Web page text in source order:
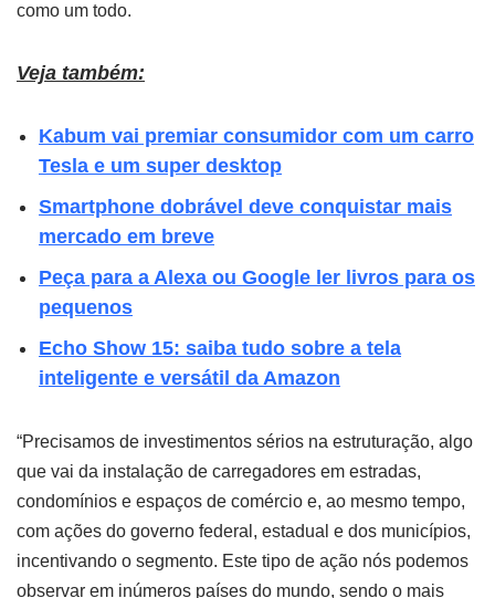
como um todo.
Veja também:
Kabum vai premiar consumidor com um carro
Tesla e um super desktop
Smartphone dobrável deve conquistar mais
mercado em breve
Peça para a Alexa ou Google ler livros para os
pequenos
Echo Show 15: saiba tudo sobre a tela
inteligente e versátil da Amazon
“Precisamos de investimentos sérios na estruturação, algo
que vai da instalação de carregadores em estradas,
condomínios e espaços de comércio e, ao mesmo tempo,
com ações do governo federal, estadual e dos municípios,
incentivando o segmento. Este tipo de ação nós podemos
observar em inúmeros países do mundo, sendo o mais